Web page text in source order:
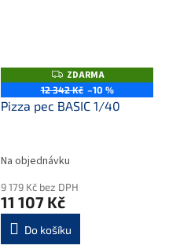
Z
D
A
R
ZDARMA
12 342 Kč –10 %
Pizza pec BASIC 1/40
Na objednávku
9 179 Kč bez DPH
11 107 Kč
Do košíku